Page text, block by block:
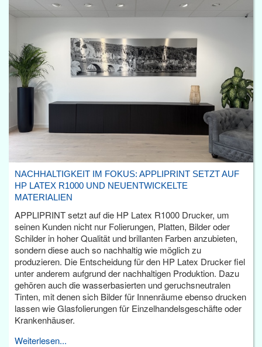
NACHHALTIGKEIT IM FOKUS: APPLIPRINT SETZT AUF
HP LATEX R1000 UND NEUENTWICKELTE
MATERIALIEN
APPLIPRINT setzt auf die HP Latex R1000 Drucker, um
seinen Kunden nicht nur Folierungen, Platten, Bilder oder
Schilder in hoher Qualität und brillanten Farben anzubieten,
sondern diese auch so nachhaltig wie möglich zu
produzieren. Die Entscheidung für den HP Latex Drucker fiel
unter anderem aufgrund der nachhaltigen Produktion. Dazu
gehören auch die wasserbasierten und geruchsneutralen
Tinten, mit denen sich Bilder für Innenräume ebenso drucken
lassen wie Glasfolierungen für Einzelhandelsgeschäfte oder
Krankenhäuser.
Weiterlesen...